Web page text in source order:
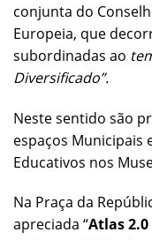
conjunta do
Europeia, que
subordinadas ao
Diversificado”.
Neste sentido são
espaços Municipais
Educativos nos
Na Praça da
apreciada “Atlas